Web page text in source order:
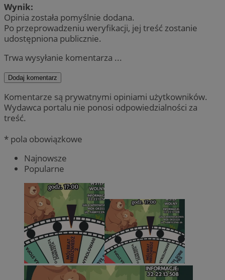
Wynik:
Opinia została pomyślnie dodana.
Po przeprowadzeniu weryfikacji, jej treść zostanie
udostępniona publicznie.
Trwa wysyłanie komentarza ...
Dodaj komentarz
Komentarze są prywatnymi opiniami użytkowników.
Wydawca portalu nie ponosi odpowiedzialności za
treść.
* pola obowiązkowe
Najnowsze
Popularne